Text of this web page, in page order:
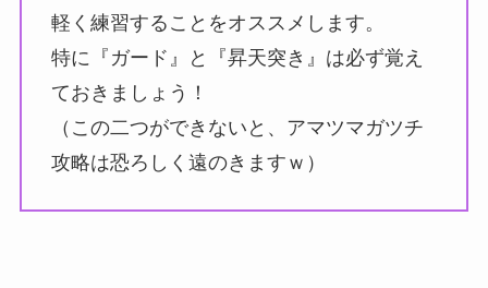
軽く練習することをオススメします。
特に『ガード』と『昇天突き』は必ず覚え
ておきましょう！
（この二つができないと、アマツマガツチ
攻略は恐ろしく遠のきますｗ）